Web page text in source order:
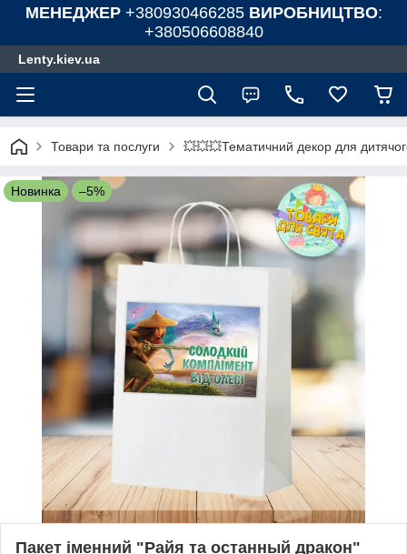
МЕНЕДЖЕР +380930466285 ВИРОБНИЦТВО:
+380506608840
Lenty.kiev.ua
Товари та послуги 💥💥💥Тематичний декор для
Новинка –5%
Пакет іменний "Райя та останный дракон"